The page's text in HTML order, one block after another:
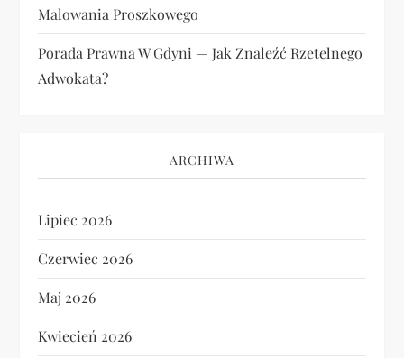
Malowania Proszkowego
Porada Prawna W Gdyni — Jak Znaleźć Rzetelnego
Adwokata?
ARCHIWA
Lipiec 2026
Czerwiec 2026
Maj 2026
Kwiecień 2026